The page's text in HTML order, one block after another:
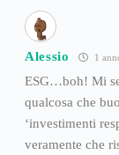
Alessio 1
ESG…boh! Mi
qualcosa che
‘investimenti
veramente che